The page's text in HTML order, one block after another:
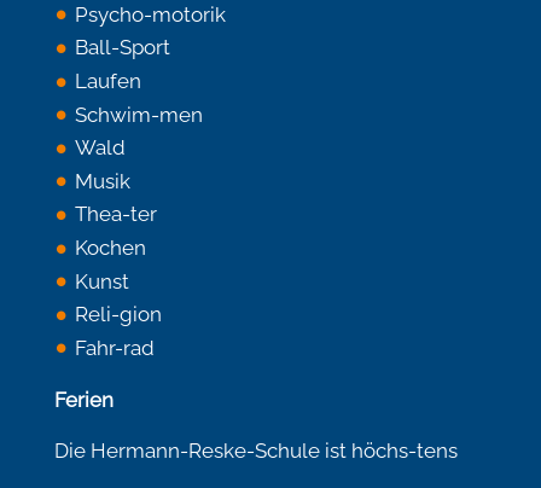
Psycho-motorik
Ball-Sport
Laufen
Schwim-men
Wald
Musik
Thea-ter
Kochen
Kunst
Reli-gion
Fahr-rad
Ferien
Die Hermann-Reske-Schule ist höchs-tens